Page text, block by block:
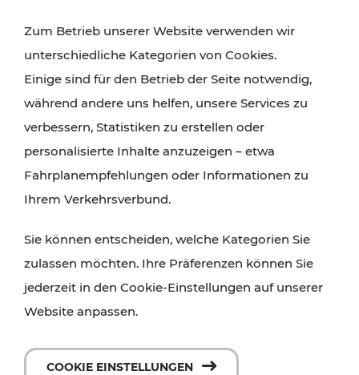
Wanderungen, Kultur und Gastronomie,
Radtouren oder purer Naturgenuss – viele
Attraktionen sind mit den Ticket- und Fahrplan-
Angeboten des VOR gut und schnell erreichbar.
Zum Betrieb unserer Website verwenden wir
unterschiedliche Kategorien von Cookies.
Einige sind für den Betrieb der Seite notwendig,
während andere uns helfen, unsere Services zu
verbessern, Statistiken zu erstellen oder
personalisierte Inhalte anzuzeigen – etwa
Fahrplanempfehlungen oder Informationen zu
Ihrem Verkehrsverbund.
Sie können entscheiden, welche Kategorien Sie
zulassen möchten. Ihre Präferenzen können Sie
jederzeit in den Cookie-Einstellungen auf unserer
Website anpassen.
COOKIE EINSTELLUNGEN